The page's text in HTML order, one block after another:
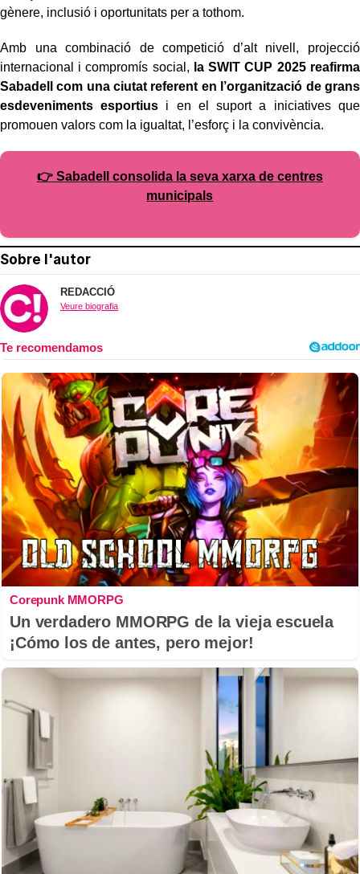
gènere, inclusió i oportunitats per a tothom.
Amb una combinació de competició d’alt nivell, projecció
internacional i compromís social, la SWIT CUP 2025 reafirma
Sabadell com una ciutat referent en l’organització de grans
esdeveniments esportius i en el suport a iniciatives que
promouen valors com la igualtat, l’esforç i la convivència.
👉 Sabadell consolida la seva xarxa de centres
municipals
Sobre l'autor
REDACCIÓ
Veure biografia
Corepunk MMORPG
Un verdadero MMORPG de la vieja escuela
¡Cómo los de antes, pero mejor!